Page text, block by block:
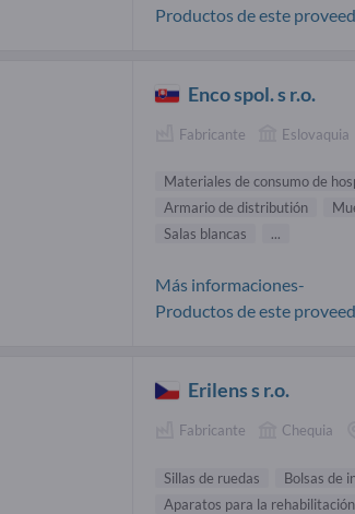
Productos de este
Enco spol. s r.o.
Fabricante Eslovaquia
Materiales de consumo de
Armario de distributión
Salas blancas
...
Más informaciones-
Productos de este
Erilens s r.o.
Fabricante Chequia
Sillas de ruedas Bolsas de
Aparatos para la rehabilitación